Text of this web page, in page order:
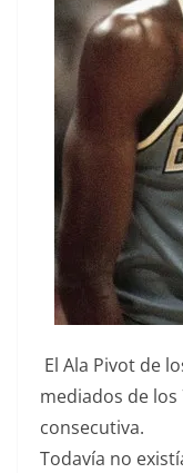
El Ala Pivot de
mediados de
consecutiva.
Todavía no